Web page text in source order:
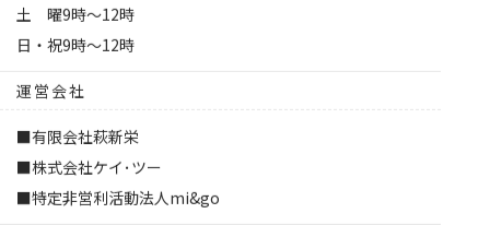
土 曜9時～12時
日・祝9時～12時
運営会社
■有限会社萩新栄
■株式会社ケイ･ツー
■特定非営利活動法人mi&go